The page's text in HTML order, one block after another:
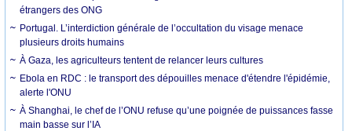
étrangers des ONG
Portugal. L’interdiction générale de l’occultation du visage menace
plusieurs droits humains
À Gaza, les agriculteurs tentent de relancer leurs cultures
Ebola en RDC : le transport des dépouilles menace d'étendre l'épidémie,
alerte l'ONU
À Shanghai, le chef de l’ONU refuse qu’une poignée de puissances fasse
main basse sur l’IA